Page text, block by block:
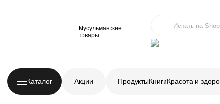
Мусульманские
товары
Каталог Акции ПродуктыКнигиКрасота и